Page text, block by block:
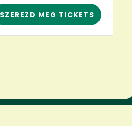
SZEREZD MEG TICKETS